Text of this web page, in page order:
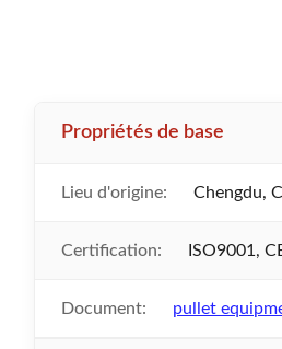
Propriétés de base
Lieu d'origine: Chengdu,
Certification: ISO9001,
Document: pullet